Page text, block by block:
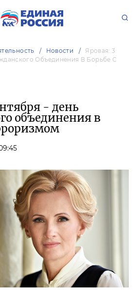
Новости
Яровая: 3
Объединения В Борьбе С
- день
объединения в